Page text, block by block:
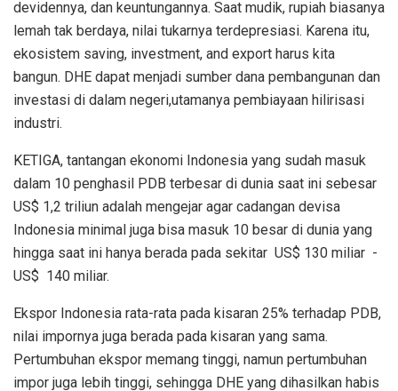
devidennya, dan keuntungannya. Saat mudik, rupiah biasanya
lemah tak berdaya, nilai tukarnya terdepresiasi. Karena itu,
ekosistem saving, investment, and export harus kita
bangun. DHE dapat menjadi sumber dana pembangunan dan
investasi di dalam negeri,utamanya pembiayaan hilirisasi
industri.
KETIGA, tantangan ekonomi Indonesia yang sudah masuk
dalam 10 penghasil PDB terbesar di dunia saat ini sebesar
US$ 1,2 triliun adalah mengejar agar cadangan devisa
Indonesia minimal juga bisa masuk 10 besar di dunia yang
hingga saat ini hanya berada pada sekitar US$ 130 miliar -
US$ 140 miliar.
Ekspor Indonesia rata-rata pada kisaran 25% terhadap PDB,
nilai impornya juga berada pada kisaran yang sama.
Pertumbuhan ekspor memang tinggi, namun pertumbuhan
impor juga lebih tinggi, sehingga DHE yang dihasilkan habis